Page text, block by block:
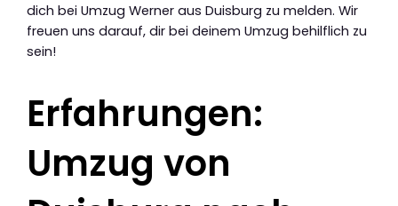
dich bei Umzug Werner aus Duisburg zu melden. Wir
freuen uns darauf, dir bei deinem Umzug behilflich zu
sein!
Erfahrungen:
Umzug von